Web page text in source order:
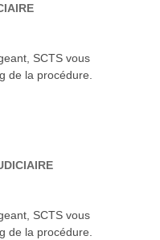
SCTS vous
de la procédure.
SCTS vous
de la procédure.